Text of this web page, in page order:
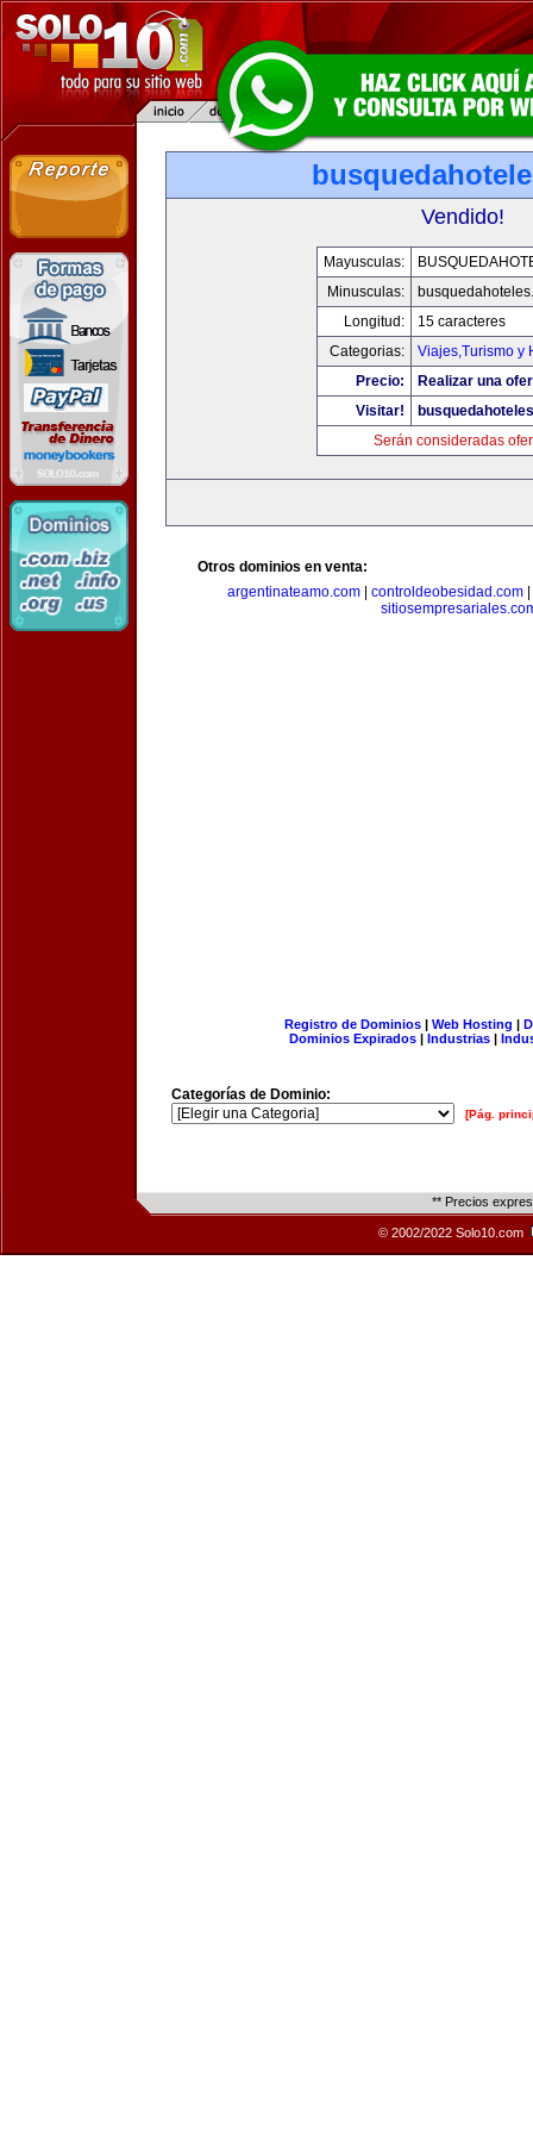
Vendido!
Mayusculas:
Minusculas:
Longitud:
15 caracteres
Categorias:
Viajes,Turismo y
Precio:
Realizar una
Visitar!
Serán consideradas
Otros dominios en venta:
argentinateamo.com| controldeobesidad.com|
Registro de Dominios| Web Hosting |
Dominios Expirados | Industrias |
Categorías de Dominio:
[Pág.
** Precios
© 2002/2022 Solo10.com